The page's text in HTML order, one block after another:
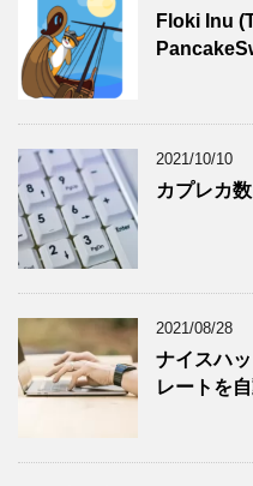
Floki Inu
2021/10/10
カプレカ
2021/08/28
ナイスハ
レートを